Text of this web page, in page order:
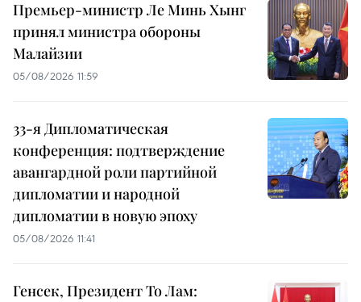
Премьер-министр Ле Минь Хынг
принял министра обороны
Малайзии
05/08/2026 11:59
33-я Дипломатическая
конференция: подтверждение
авангардной роли партийной
дипломатии и народной
дипломатии в новую эпоху
05/08/2026 11:41
Генсек, Президент То Лам: